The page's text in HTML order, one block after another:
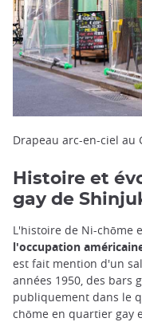
Drapeau arc-en-ciel au
Histoire et
gay de
L'histoire de Ni-chōme
l'occupation
est fait mention d'un
années 1950, des bars
publiquement dans le
chōme en quartier gay